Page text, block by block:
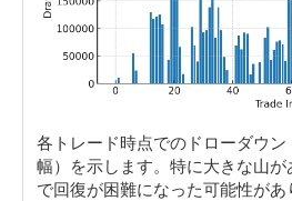
各トレード時点でのドローダウ
幅）を示します。特に大きな山
で回復が困難になった可能性があ